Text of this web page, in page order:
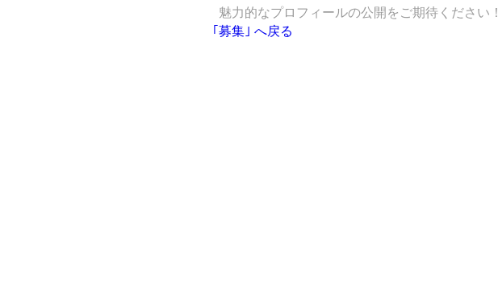
魅力的なプロフィールの公開をご期待ください！
｢募集｣ へ戻る